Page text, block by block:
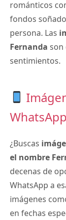
románticos
fondos
persona. Las
Fernanda son
sentimientos.
¿Buscas
el nombre
decenas de
WhatsApp a
imágenes
en fechas